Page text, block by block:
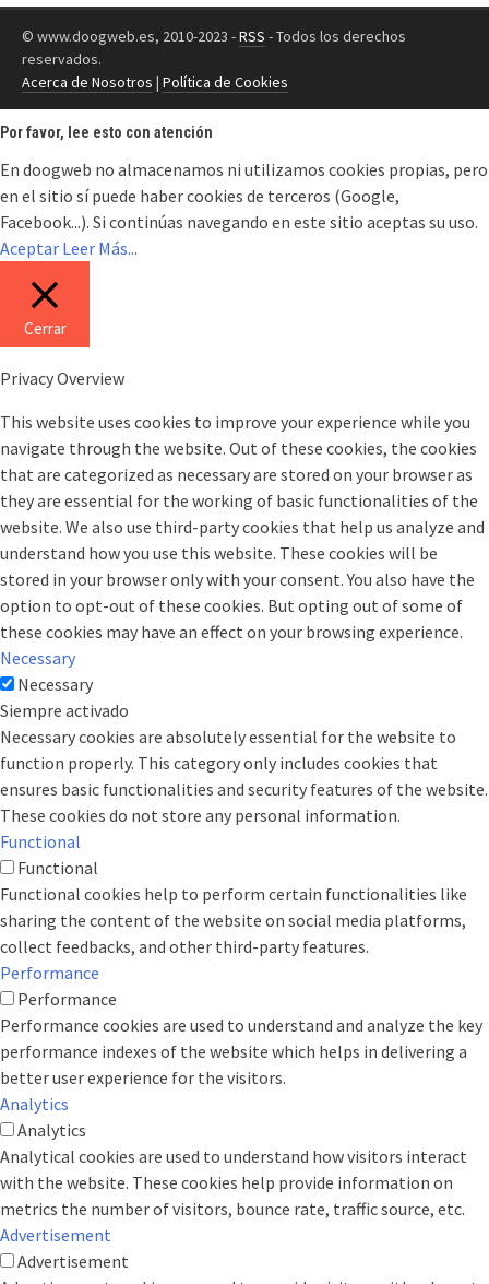
© www.doogweb.es, 2010-2023 -RSS - Todos los derechos
reservados.
Acerca de Nosotros | Política de Cookies
Por favor, lee esto con atención
En doogweb no almacenamos ni utilizamos cookies propias, pero
en el sitio sí puede haber cookies de terceros (Google,
Facebook...). Si continúas navegando en este sitio aceptas su uso.
Aceptar Leer Más...
Cerrar
Privacy Overview
This website uses cookies to improve your experience while you
navigate through the website. Out of these cookies, the cookies
that are categorized as necessary are stored on your browser as
they are essential for the working of basic functionalities of the
website. We also use third-party cookies that help us analyze and
understand how you use this website. These cookies will be
stored in your browser only with your consent. You also have the
option to opt-out of these cookies. But opting out of some of
these cookies may have an effect on your browsing experience.
Necessary
Necessary
Siempre activado
Necessary cookies are absolutely essential for the website to
function properly. This category only includes cookies that
ensures basic functionalities and security features of the website.
These cookies do not store any personal information.
Functional
Functional
Functional cookies help to perform certain functionalities like
sharing the content of the website on social media platforms,
collect feedbacks, and other third-party features.
Performance
Performance
Performance cookies are used to understand and analyze the key
performance indexes of the website which helps in delivering a
better user experience for the visitors.
Analytics
Analytics
Analytical cookies are used to understand how visitors interact
with the website. These cookies help provide information on
metrics the number of visitors, bounce rate, traffic source, etc.
Advertisement
Advertisement